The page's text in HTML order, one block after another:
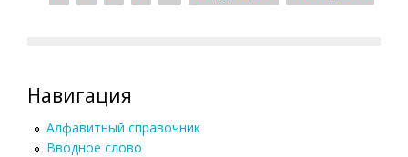
Навигация
Алфавитный справочник
Вводное слово